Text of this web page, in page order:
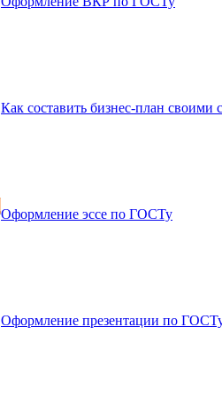
Как составить бизнес-план своими
Оформление эссе по ГОСТу
Оформление презентации по